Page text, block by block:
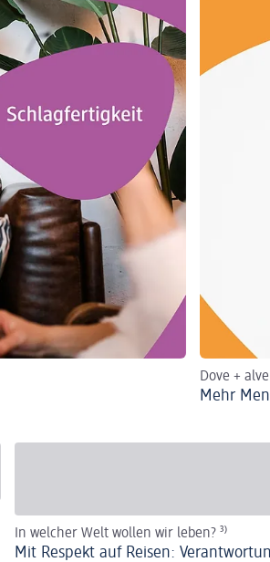
Dove +
Mehr
In welcher Welt wollen wir leben? ³⁾
Mit Respekt auf Reisen: